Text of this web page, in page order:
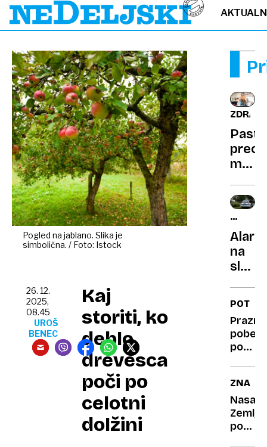
Pogled na jablano. Slika je
simbolična. / Foto: Istock
Kaj
storiti, ko
deblo
drevesca
poči po
celotni
dolžini
26. 12.
2025,
08.45
UROŠ
BENEC
Pasti
mize:
je
KAKO
Alarm
na
nad
pobegi
po
kam
za
konec
leta?
Nasa:
Zemlja